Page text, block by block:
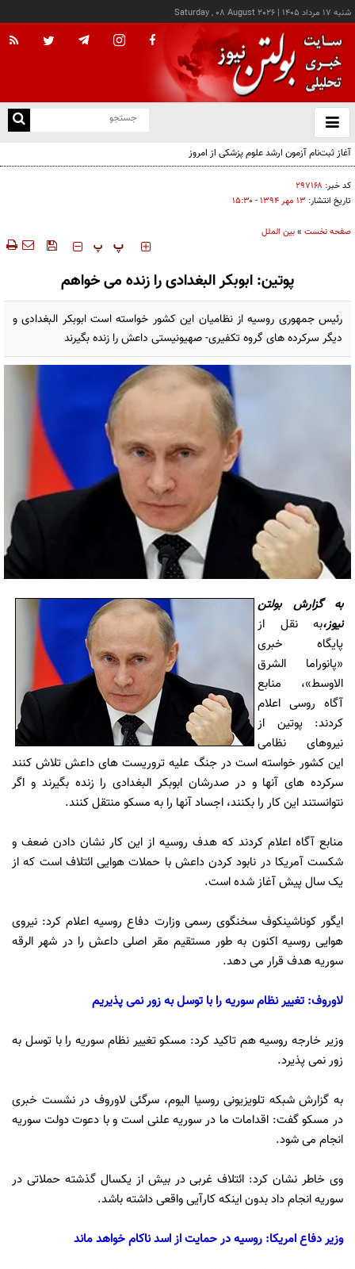
شنبه ۱۷ مرداد ۱۴۰۵ |
Saturday , 08 August 2026
باز
و
آغاز ثبت‌نام آزمون ارشد علوم پزشکی از امروز
کد خبر: ۲۹۷۱۶۸
تاریخ انتشار: ۱۳ مهر ۱۳۹۴ - ۱۵:۳۰
صفحه نخست »بین الملل
‍‍‍ پ پ
پوتین: ابوبکر البغدادی را زنده می خواهم
رئیس جمهوری روسیه از نظامیان این کشور خواسته است ابوبکر البغدادی و
دیگر سرکرده های گروه تکفیری- صهیونیستی داعش را زنده بگیرند
به گزارش بولتن
نيوز،به نقل از
پایگاه خبری
«پانوراما الشرق
الاوسط»، منابع
آگاه روسی اعلام
کردند: پوتین از
نیروهای نظامی
این کشور خواسته است در جنگ علیه تروریست های داعش تلاش کنند
سرکرده های آنها و در صدرشان ابوبکر البغدادی را زنده بگیرند و اگر
نتوانستند این کار را بکنند، اجساد آنها را به مسکو منتقل کنند.
منابع آگاه اعلام کردند که هدف روسیه از این کار نشان دادن ضعف و
شکست آمریکا در نابود کردن داعش با حملات هوایی ائتلاف است که از
یک سال پیش آغاز شده است.
ایگور کوناشینکوف سخنگوی رسمی وزارت دفاع روسیه اعلام کرد: نیروی
هوایی روسیه اکنون به طور مستقیم مقر اصلی داعش را در شهر الرقه
سوریه هدف قرار می دهد.
لاوروف: تغییر نظام سوریه را با توسل به زور نمی ‌پذیریم
وزیر خارجه روسیه هم تاکید کرد: مسکو تغییر نظام سوریه را با توسل به
زور نمی پذیرد.
به گزارش شبکه تلویزیونی روسیا الیوم، سرگئی لاوروف در نشست خبری
در مسکو گفت: اقدامات ما در سوریه علنی است و با دعوت دولت سوریه
انجام می شود.
وی خاطر نشان کرد: ائتلاف غربی در بیش از یکسال گذشته حملاتی در
سوریه انجام داد بدون اینکه کارآیی واقعی داشته باشد.
وزیر دفاع امریکا: روسیه در حمایت از اسد ناکام خواهد ماند